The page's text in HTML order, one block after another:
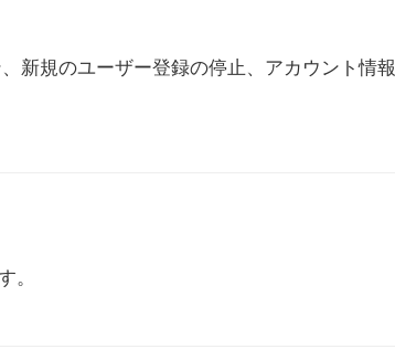
新規のユーザー登録の停止、アカウント情報
。